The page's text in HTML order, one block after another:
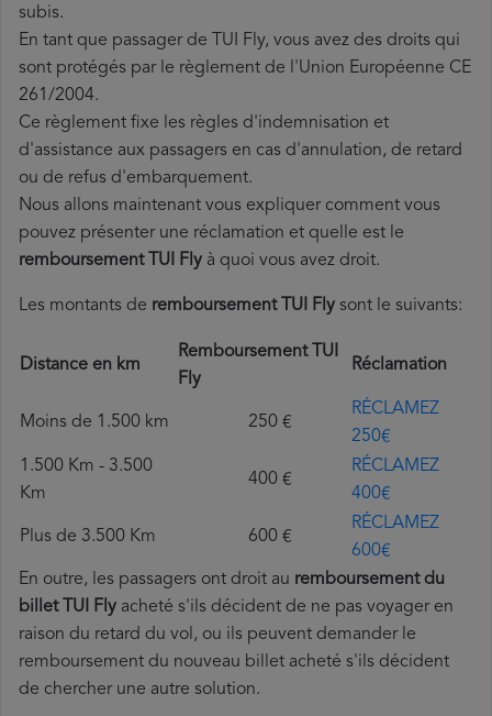
subis.
En tant que passager de TUI Fly, vous avez des droits qui
sont protégés par le règlement de l'Union Européenne CE
261/2004.
Ce règlement fixe les règles d'indemnisation et
d'assistance aux passagers en cas d'annulation, de retard
ou de refus d'embarquement.
Nous allons maintenant vous expliquer comment vous
pouvez présenter une réclamation et quelle est le
remboursement TUI Fly à quoi vous avez droit.
Les montants de remboursement TUI Fly sont le suivants:
Distance en km
Remboursement TUI
Fly
Réclamation
Moins de 1.500 km 250 €
RÉCLAMEZ
250€
1.500 Km - 3.500
Km
400 €
RÉCLAMEZ
400€
Plus de 3.500 Km 600 €
RÉCLAMEZ
600€
En outre, les passagers ont droit au remboursement du
billet TUI Fly acheté s'ils décident de ne pas voyager en
raison du retard du vol, ou ils peuvent demander le
remboursement du nouveau billet acheté s'ils décident
de chercher une autre solution.